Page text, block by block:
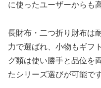
に使ったユーザーからも
長財布・二つ折り財布は
力で選ばれ、小物もギフ
グ類は使い勝手と品位を
たシリーズ選びが可能です